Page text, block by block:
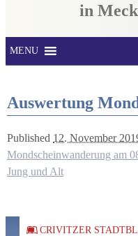
in
MENU
Auswertung
Published 12. November
Mondscheinwanderung am
Jung und Alt
CRIVITZER